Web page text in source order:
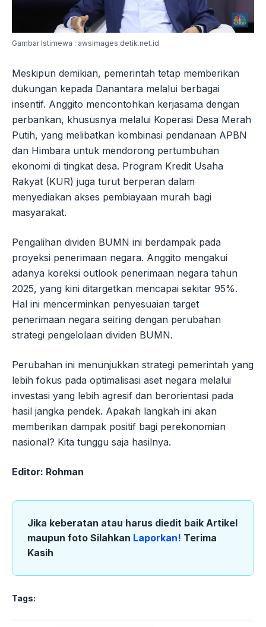
Gambar Istimewa : awsimages.detik.net.id
Meskipun demikian, pemerintah tetap memberikan
dukungan kepada Danantara melalui berbagai
insentif. Anggito mencontohkan kerjasama dengan
perbankan, khususnya melalui Koperasi Desa Merah
Putih, yang melibatkan kombinasi pendanaan APBN
dan Himbara untuk mendorong pertumbuhan
ekonomi di tingkat desa. Program Kredit Usaha
Rakyat (KUR) juga turut berperan dalam
menyediakan akses pembiayaan murah bagi
masyarakat.
Pengalihan dividen BUMN ini berdampak pada
proyeksi penerimaan negara. Anggito mengakui
adanya koreksi outlook penerimaan negara tahun
2025, yang kini ditargetkan mencapai sekitar 95%.
Hal ini mencerminkan penyesuaian target
penerimaan negara seiring dengan perubahan
strategi pengelolaan dividen BUMN.
Perubahan ini menunjukkan strategi pemerintah yang
lebih fokus pada optimalisasi aset negara melalui
investasi yang lebih agresif dan berorientasi pada
hasil jangka pendek. Apakah langkah ini akan
memberikan dampak positif bagi perekonomian
nasional? Kita tunggu saja hasilnya.
Editor: Rohman
Jika keberatan atau harus diedit baik Artikel
maupun foto Silahkan Laporkan! Terima
Kasih
Tags: